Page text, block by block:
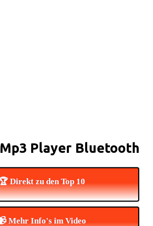
Player Bluetooth
Direkt zu den Top 10
Mehr Info's im Video